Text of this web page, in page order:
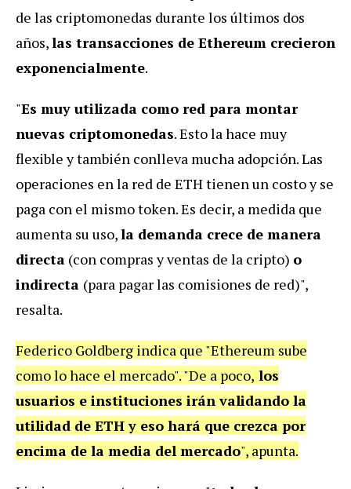
de las criptomonedas durante los últimos dos
años,las transacciones de Ethereum crecieron
exponencialmente.
"Es muy utilizada como red para montar
nuevas criptomonedas. Esto la hace muy
flexible y también conlleva mucha adopción. Las
operaciones en la red de ETH tienen un costo y se
paga con el mismo token. Es decir, a medida que
aumenta su uso,la demanda crece de manera
directa (con compras y ventas de la cripto) o
indirecta (para pagar las comisiones de red)",
resalta.
Federico Goldberg indica que "Ethereum sube
como lo hace el mercado". "De a poco, los
usuarios e instituciones irán validando la
utilidad de ETH y eso hará que crezca por
encima de la media del mercado", apunta.